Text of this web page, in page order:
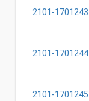
2101-1701243
2101-1701244
2101-1701245